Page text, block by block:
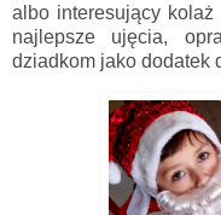
albo interesujący
najlepsze ujęcia,
dziadkom jako dodatek